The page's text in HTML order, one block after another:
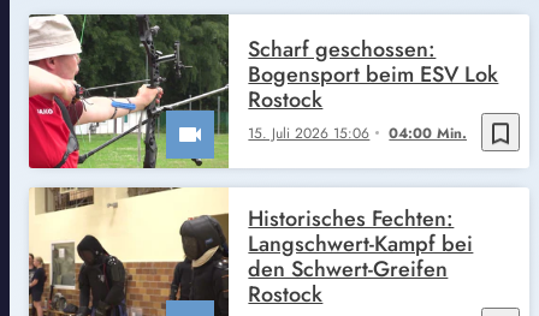
bookmark_border
15. Juli 2026 15:06 04:00 Min.
Scharf geschossen:
Bogensport beim ESV Lok
Rostock
Historisches Fechten:
Langschwert-Kampf bei
den Schwert-Greifen
Rostock